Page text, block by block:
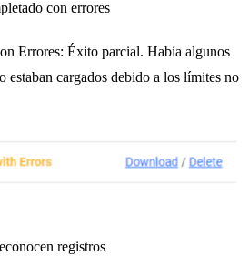
con errores
Errores: Éxito parcial. Había algunos
estaban cargados debido a los límites no
registros